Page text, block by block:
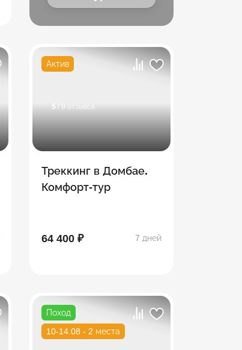
Актив
5 / 9 отзывов
Треккинг в Домбае.
Комфорт-тур
64 400 ₽ 7 дней
Поход
10-14.08 - 2 места